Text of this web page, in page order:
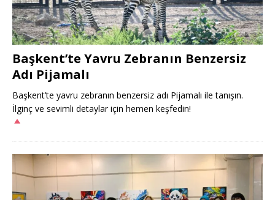
Başkent’te Yavru Zebranın Benzersiz
Adı Pijamalı
Başkent’te yavru zebranın benzersiz adı Pijamalı ile tanışın.
İlginç ve sevimli detaylar için hemen keşfedin!